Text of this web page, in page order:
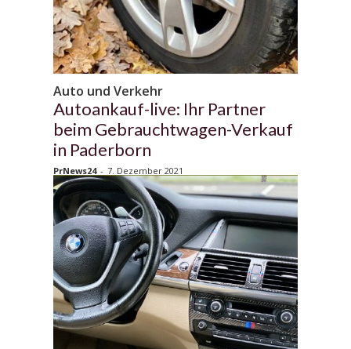
Auto und Verkehr
Autoankauf-live: Ihr Partner
beim Gebrauchtwagen-Verkauf
in Paderborn
PrNews24 - 7. Dezember 2021